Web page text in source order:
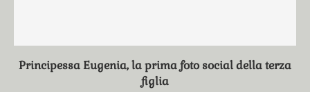
Principessa Eugenia, la prima foto social della terza
figlia